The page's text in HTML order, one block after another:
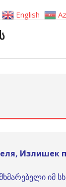
Излишек
იმ
English